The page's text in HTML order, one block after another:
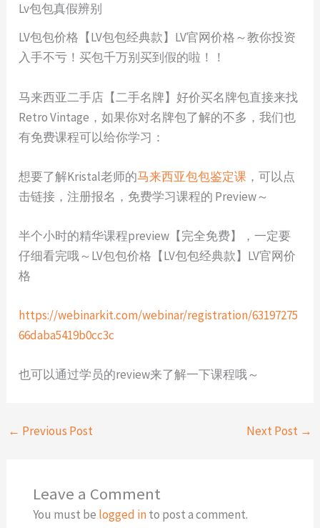
Lv包包真假辨别
LV包包价格【LV包包经典款】LV官网价格～教你投资
入手不亏！买包千万别买到假的啦！！
马来西亚二手店【二手名牌】好价买名牌包直接来找
Retro Vintage，如果你对名牌包了解的不多，我们也
有免费课程可以给你学习：
想要了解Kristal老师的马来西亚包包鉴定课 ，可以点
击链接，注册报名，免费学习课程的 Preview～
半个小时的精华课程preview【完全免费】，一定要
仔细看完哦～LV包包价格【LV包包经典款】LV官网价
格
https://webinarkit.com/webinar/registration/63197275
66daba5419b0cc3c
也可以通过学员的review来了解一下课程哦～
← Previous Post Next Post →
Leave a Comment
You must be logged into post a comment.